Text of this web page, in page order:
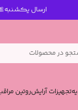
ارسال
در محصولات
تجهیزات آرایشروتین